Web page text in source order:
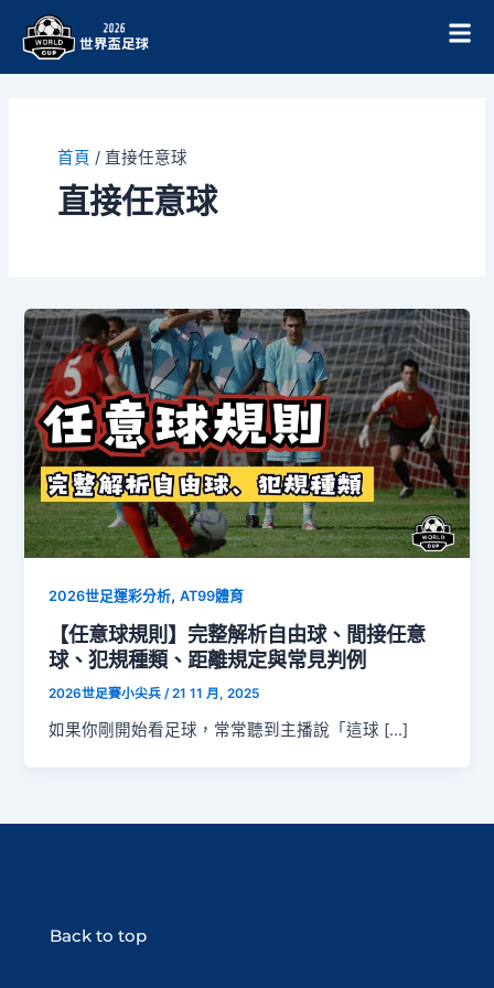
首頁 / 直接任意球
直接任意球
2026世足運彩分析,AT99體育
【任意球規則】完整解析自由球、間接任意
球、犯規種類、距離規定與常見判例
2026世足賽小尖兵/21 11 月, 2025
如果你剛開始看足球，常常聽到主播說「這球 […]
Back to top